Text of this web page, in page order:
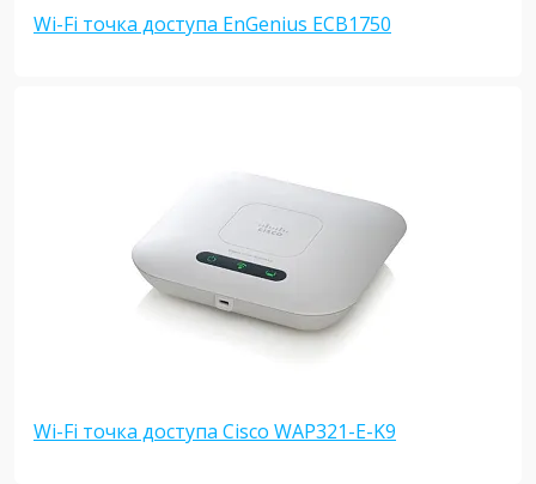
Wi-Fi точка доступа EnGenius ECB1750
Wi-Fi точка доступа Cisco WAP321-E-K9